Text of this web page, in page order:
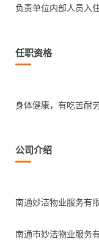
负责单位内部人
任职资格
身体健康，有吃
公司介绍
南通妙洁物业服务有
南通市妙洁物业服务